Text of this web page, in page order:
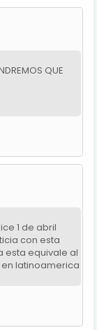
QUE
1 de abril
con esta
esta equivale al
latinoamerica